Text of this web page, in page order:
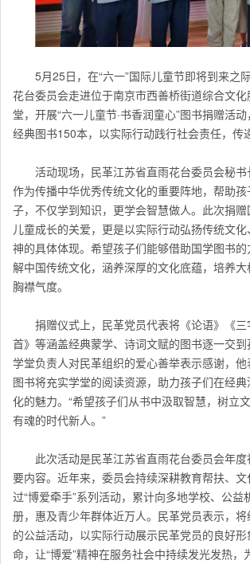
5月25日，在“六一”国际儿童节即将到来之
花台委员会走进位于南京市西善桥街道综合文
堂，开展“六一儿童节·书香润童心”图书捐赠活
经典图书150本，以实际行动践行社会责任，传
活动现场，民革江苏省直雨花台委员会秘
作为传播中华优秀传统文化的重要阵地，帮助
子，不仅学到知识，更学会智慧做人。此次捐
儿童成长的关爱，更是以实际行动弘扬传统文化
神的具体体现。希望孩子们能够借助国学图书
解中国传统文化，涵养深厚的文化底蕴，培养
胸襟气度。
捐赠仪式上，民革党员代表将《论语》《
首》等涵盖经典蒙学、诗词文赋的图书逐一交
学堂负责人对民革组织的爱心善举表示感谢，
图书将充实学堂的阅读资源，助力孩子们在经
化的魅力。“希望孩子们从书中汲取智慧，树立
有魂的时代新人。”
此次活动是民革江苏省直雨花台委员会年
要内容。近年来，委员会持续深耕教育帮扶、
过“博爱牵手”系列活动，累计向多地学校、公益
册，惠及青少年群体近万人。民革党员表示，
的公益活动，以实际行动展示民革党员的良好
命，让“博爱”精神在服务社会中持续发光发热，